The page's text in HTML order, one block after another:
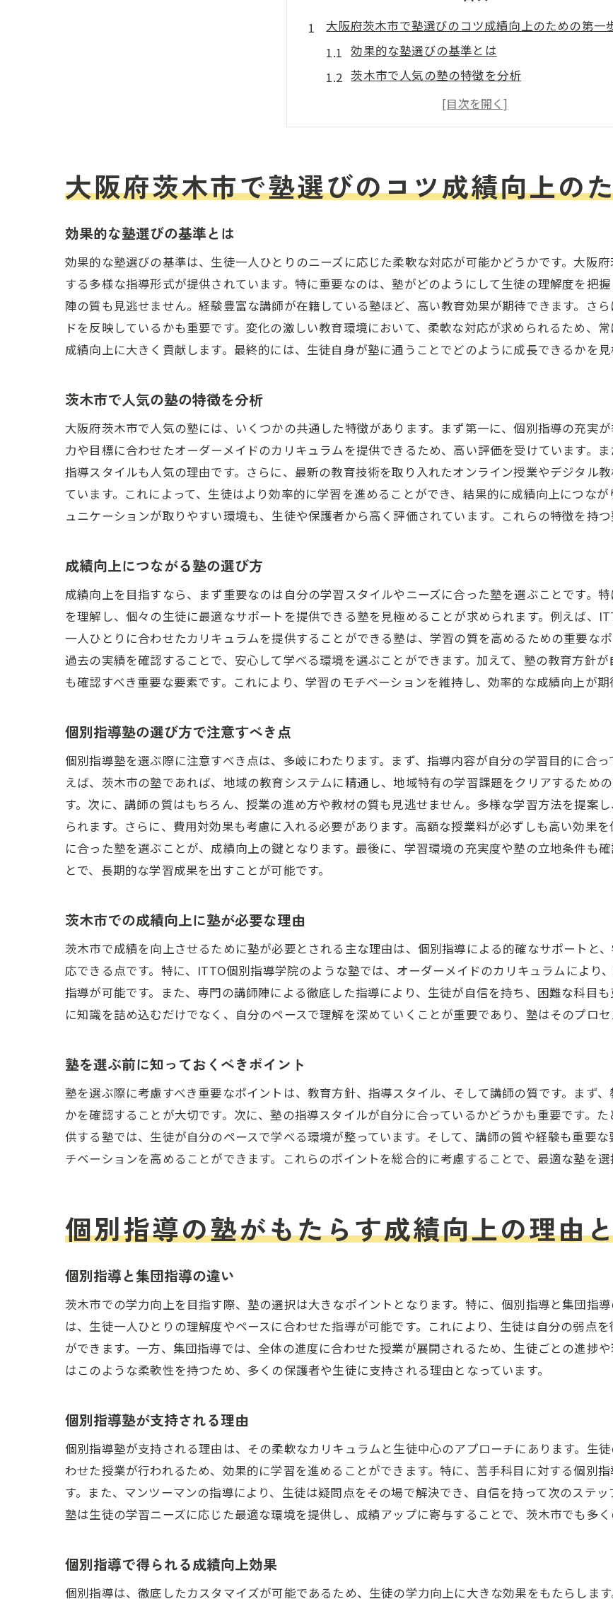
大阪府茨木市で塾選びのコツ成績向上のための第一
効果的な塾選びの基準とは
茨木市で人気の塾の特徴を分析
成績向上につながる塾の選び方
個別指導塾の選び方で注意すべき点
塾を選ぶ前に知っておくべきポイント
個別指導の塾がもたらす成績向上の理由とは
個別指導で得られる成績向上効果
個別指導のカリキュラムが成績向上を支える
個別指導が生徒の自信を引き出す方法
茨木市の個別指導塾の実績を紹介
新しい視点が成績に与える影響
茨木市の塾環境が生徒に与える刺激
塾で学んだことが次のステップになる理由
塾の指導で広がる学習の可能性
自信を持って臨む試験準備
塾で苦手を強みに変えるステップ
個別指導で苦手科目を克服する方法
茨木市の塾で実践する克服戦略
苦手科目を得意に変えるカリキュラムとは
塾での反復学習がもたらす効果
個々のニーズに応えるカリキュラム
カリキュラムの柔軟性が成績を左右する
茨木市の塾が提供する独自のプラン
生徒の成長を見据えたカリキュラム設計
茨木市の塾が考案する革新的な指導法
成果を実感できるメソッドとは
指導メソッドがもたらす長期的な効果
独自の指導が生徒に与える自信
個別対応がもたらす安心感
学習環境と成績向上の関係
適切な環境が学習意欲を引き出す
茨木市の塾が提供する最適な学習環境
個に応じた環境で成績を伸ばす
塾を通じて得られる成績向上と自己成長のプロセス
学力向上とともに得られる自己成長
塾での経験が生徒の自信を支える
成績向上がもたらす新たな学びの機会
大阪府茨木市で塾選びのコツ成績向上の
効果的な塾選びの基準とは
効果的な塾選びの基準は、生徒一人ひとりのニーズに応じた柔軟な対応が可能かどうかです。大阪
する多様な指導形式が提供されています。特に重要なのは、塾がどのようにして生徒の理解度を把
陣の質も見逃せません。経験豊富な講師が在籍している塾ほど、高い教育効果が期待できます。さ
ドを反映しているかも重要です。変化の激しい教育環境において、柔軟な対応が求められるため、
成績向上に大きく貢献します。最終的には、生徒自身が塾に通うことでどのように成長できるかを
茨木市で人気の塾の特徴を分析
大阪府茨木市で人気の塾には、いくつかの共通した特徴があります。まず第一に、個別指導の充実
力や目標に合わせたオーダーメイドのカリキュラムを提供できるため、高い評価を受けています。
指導スタイルも人気の理由です。さらに、最新の教育技術を取り入れたオンライン授業やデジタル
ています。これによって、生徒はより効率的に学習を進めることができ、結果的に成績向上につな
ュニケーションが取りやすい環境も、生徒や保護者から高く評価されています。これらの特徴を持
成績向上につながる塾の選び方
成績向上を目指すなら、まず重要なのは自分の学習スタイルやニーズに合った塾を選ぶことです。
を理解し、個々の生徒に最適なサポートを提供できる塾を見極めることが求められます。例えば、
一人ひとりに合わせたカリキュラムを提供することができる塾は、学習の質を高めるための重要な
過去の実績を確認することで、安心して学べる環境を選ぶことができます。加えて、塾の教育方針
も確認すべき重要な要素です。これにより、学習のモチベーションを維持し、効率的な成績向上が期
個別指導塾の選び方で注意すべき点
個別指導塾を選ぶ際に注意すべき点は、多岐にわたります。まず、指導内容が自分の学習目的に合
えば、茨木市の塾であれば、地域の教育システムに精通し、地域特有の学習課題をクリアするため
す。次に、講師の質はもちろん、授業の進め方や教材の質も見逃せません。多様な学習方法を提案
られます。さらに、費用対効果も考慮に入れる必要があります。高額な授業料が必ずしも高い効果
に合った塾を選ぶことが、成績向上の鍵となります。最後に、学習環境の充実度や塾の立地条件も
とで、長期的な学習成果を出すことが可能です。
茨木市での成績向上に塾が必要な理由
茨木市で成績を向上させるために塾が必要とされる主な理由は、個別指導による的確なサポートと
応できる点です。特に、ITTO個別指導学院のような塾では、オーダーメイドのカリキュラムにより
指導が可能です。また、専門の講師陣による徹底した指導により、生徒が自信を持ち、困難な科目
に知識を詰め込むだけでなく、自分のペースで理解を深めていくことが重要であり、塾はそのプロセ
塾を選ぶ前に知っておくべきポイント
塾を選ぶ際に考慮すべき重要なポイントは、教育方針、指導スタイル、そして講師の質です。まず
かを確認することが大切です。次に、塾の指導スタイルが自分に合っているかどうかも重要です。
供する塾では、生徒が自分のペースで学べる環境が整っています。そして、講師の質や経験も重要
チベーションを高めることができます。これらのポイントを総合的に考慮することで、最適な塾を
個別指導の塾がもたらす成績向上の理由
個別指導と集団指導の違い
茨木市での学力向上を目指す際、塾の選択は大きなポイントとなります。特に、個別指導と集団指
は、生徒一人ひとりの理解度やペースに合わせた指導が可能です。これにより、生徒は自分の弱点
ができます。一方、集団指導では、全体の進度に合わせた授業が展開されるため、生徒ごとの進捗
はこのような柔軟性を持つため、多くの保護者や生徒に支持される理由となっています。
個別指導塾が支持される理由
個別指導塾が支持される理由は、その柔軟なカリキュラムと生徒中心のアプローチにあります。生
わせた授業が行われるため、効果的に学習を進めることができます。特に、苦手科目に対する個別
す。また、マンツーマンの指導により、生徒は疑問点をその場で解決でき、自信を持って次のステ
塾は生徒の学習ニーズに応じた最適な環境を提供し、成績アップに寄与することで、茨木市でも多く
個別指導で得られる成績向上効果
個別指導は、徹底したカスタマイズが可能であるため、生徒の学力向上に大きな効果をもたらしま